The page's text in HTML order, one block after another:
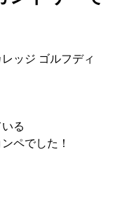
ッジ ゴルフディ
る
ペでした！